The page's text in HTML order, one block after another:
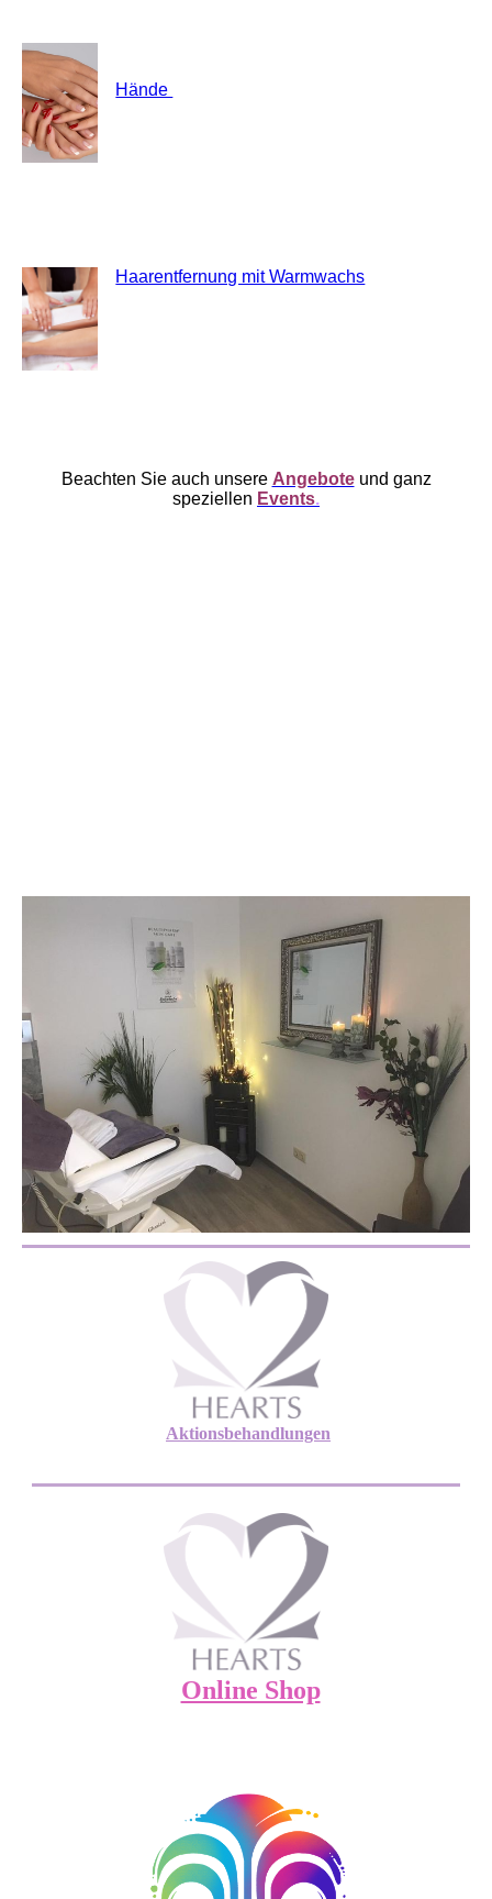
Hände
Haarentfernung mit Warmwachs
Beachten Sie auch unsere Angeboteund ganz
speziellen Events.
Aktionsbehandlungen
Online Shop